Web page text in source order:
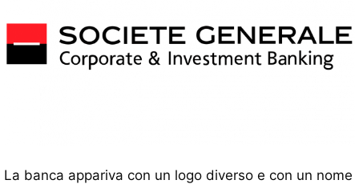
La banca appariva con un logo diverso e con un nome